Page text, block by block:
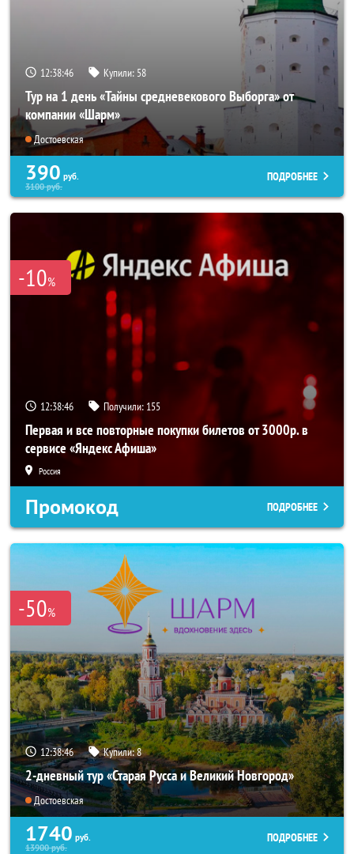
12:38:45 Купили: 58
Тур на 1 день «Тайны средневекового Выборга» от
компании «Шарм»
Достоевская
390 руб.
3100руб.
ПОДРОБНЕЕ
-10%
12:38:45 Получили: 155
Первая и все повторные покупки билетов от 3000р. в
сервисе «Яндекс Афиша»
Россия
Промокод ПОДРОБНЕЕ
-50%
12:38:45 Купили:8
2-дневный тур «Старая Русса и Великий Новгород»
Достоевская
1740 руб.
13900руб.
ПОДРОБНЕЕ